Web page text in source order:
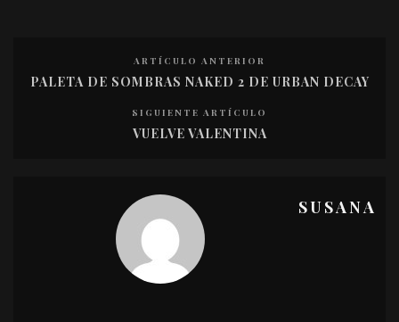
ARTÍCULO ANTERIOR
PALETA DE SOMBRAS NAKED 2 DE URBAN DECAY
SIGUIENTE ARTÍCULO
VUELVE VALENTINA
SUSANA